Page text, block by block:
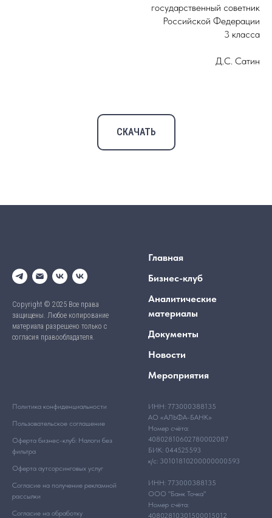
государственный советник
Российской Федерации
3 класса
Д.С. Сатин
СКАЧАТЬ
Copyright © 2025 Все права
защищены. Любое копирование
материала разрешено только с
согласия правообладателя.
Главная
Бизнес-клуб
Аналитические
материалы
Документы
Новости
Мероприятия
Политика конфиденциальности
Пользовательское соглашение
Оферта бизнес-клуб: Налоги без
фильтра
Оферта аутсорсинговых услуг
Согласие на получение рекламной
рассылки
Согласие на обработку
ИНН: 773000388135
АО «АЛЬФА-БАНК»
Номер счёта:
40802810602780002087
БИК: 044525593
к/с: 30101810200000000593
ИНН: 773000388135
ООО "Банк Точка"
Номер счёта:
40802810301500015012